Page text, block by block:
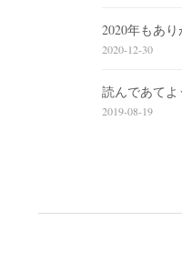
2020年もあ
2020-12-30
読んであて
2019-08-19